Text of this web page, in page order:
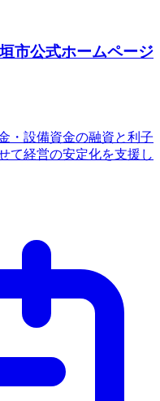
市公式ホームページ
・設備資金の融資と利子
て経営の安定化を支援し